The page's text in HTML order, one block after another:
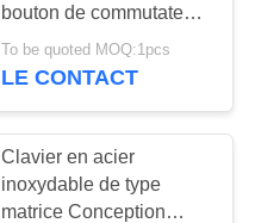
bouton de commutateur
de couverture de
silicagel
To be quoted MOQ:1pcs
LE CONTACT
Clavier en acier
inoxydable de type
matrice Conception